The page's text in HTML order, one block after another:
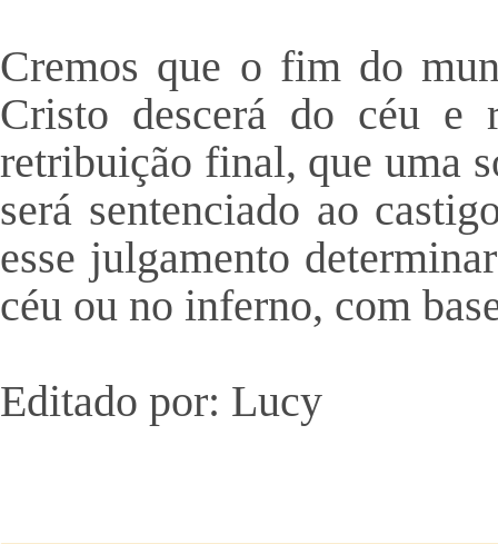
Cremos que o fim do
Cristo descerá do céu e
retribuição final, que uma
será sentenciado ao
esse julgamento
céu ou no inferno, com
Editado por: Lucy